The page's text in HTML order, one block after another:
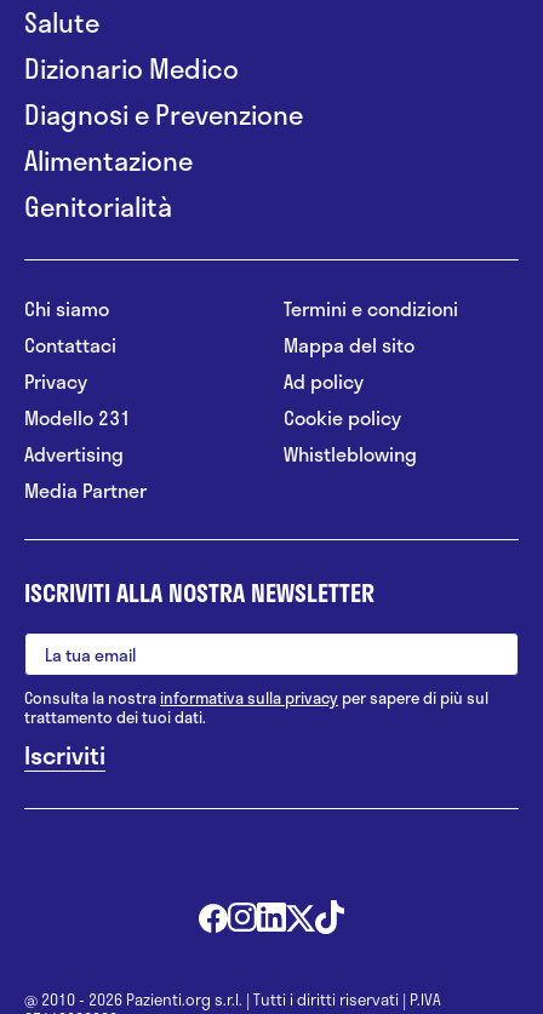
Salute
Dizionario Medico
Diagnosi e Prevenzione
Alimentazione
Genitorialità
Chi siamo
Contattaci
Privacy
Modello 231
Advertising
Media Partner
Termini e condizioni
Mappa del sito
Ad policy
Cookie policy
Whistleblowing
ISCRIVITI ALLA NOSTRA NEWSLETTER
Consulta la nostrainformativa sulla privacy per sapere di più sul
trattamento dei tuoi dati.
@ 2010 - 2026 Pazienti.org s.r.l. | Tutti i diritti riservati | P.IVA